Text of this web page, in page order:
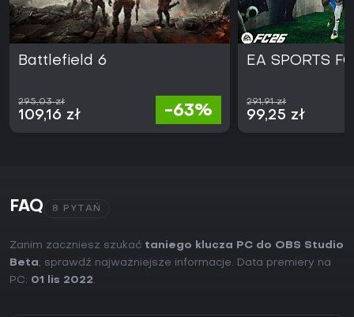
Battlefield 6
295,03 zł
109,16 zł -63%
EA SPORTS
291,91 zł
99,25 zł
FAQ 8 PYTAŃ
Zanim zaczniesz szukać taniego klucza PC do OBS Studio
Beta, sprawdź najważniejsze informacje. Data premiery na
PC: 01 lis 2022.